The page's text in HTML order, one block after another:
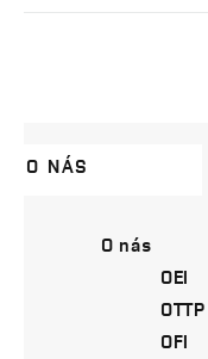
O NÁS
O nás
OEI
OTTP
OFI